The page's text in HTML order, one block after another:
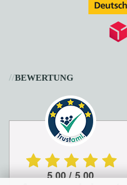
//BEWERTUNG